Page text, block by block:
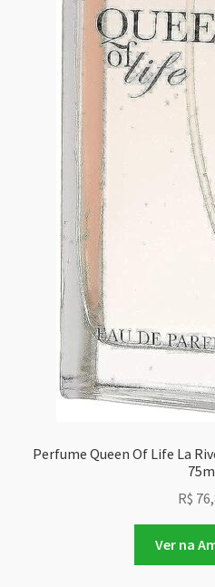
Perfume Queen Of Life La
R$
Ver na